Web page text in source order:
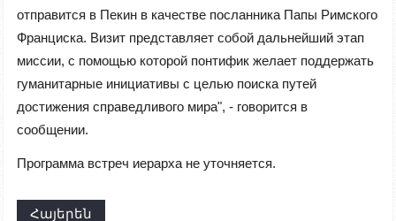
отправится в Пекин в качестве посланника Папы Римского
Франциска. Визит представляет собой дальнейший этап
миссии, с помощью которой понтифик желает поддержать
гуманитарные инициативы с целью поиска путей
достижения справедливого мира", - говорится в
сообщении.
Программа встреч иерарха не уточняется.
Հայերեն